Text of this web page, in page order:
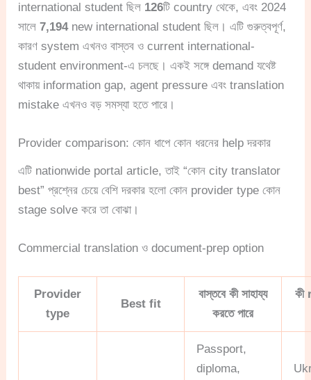
international student ছিল 126টি country থেকে, এবং 2024
সালে7,194new international student ছিল। এটি গুরুত্বপূর্ণ,
কারণ system এখনও বাস্তব ও current international-
student environment-এ চলছে। একই সঙ্গে demand যথেষ্ট
থাকায় information gap, agent pressure এবং translation
mistake এখনও বড় সমস্যা হতে পারে।
Provider comparison: কোন ধাপে কোন ধরনের help দরকার
এটি nationwide portal article, তাই “কোন city translator
best” প্রশ্নের চেয়ে বেশি দরকার হলো কোন provider type কোন
stage solve করে তা বোঝা।
Commercial translation ও document-prep option
Provider
type
Best fit
বাস্তবে কী সাহায্য
করতে পারে
কী
Passport,
diploma,